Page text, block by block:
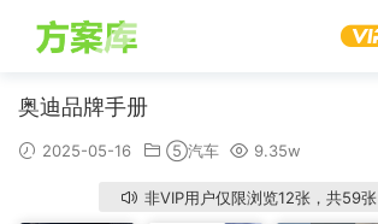
奥迪品牌手册
2025-05-16 ⑤汽车 9.35w
非VIP用户仅限浏览12张，共59张